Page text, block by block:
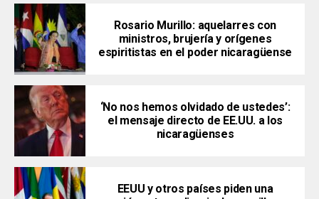
Rosario Murillo: aquelarres con
ministros, brujería y orígenes
espiritistas en el poder nicaragüense
‘No nos hemos olvidado de ustedes’:
el mensaje directo de EE.UU. a los
nicaragüenses
EEUU y otros países piden una